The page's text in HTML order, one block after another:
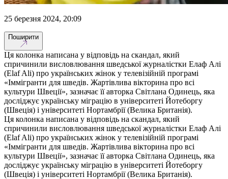
25 березня 2024, 20:09
Поширити
Ця колонка написана у відповідь на скандал, який
спричинили висловлювання шведської журналістки Елаф Алі
(Elaf Ali) про українських жінок у телевізійній програмі
«Іммігранти для шведів. Жартівлива вікторина про всі
культури Швеції», зазначає її авторка Світлана Одинець, яка
досліджує українську міграцію в університеті Йотеборгу
(Швеція) і університеті Нортамбрії (Велика Британія).
Ця колонка написана у відповідь на скандал, який
спричинили висловлювання шведської журналістки Елаф Алі
(Elaf Ali) про українських жінок у телевізійній програмі
«Іммігранти для шведів. Жартівлива вікторина про всі
культури Швеції», зазначає її авторка Світлана Одинець, яка
досліджує українську міграцію в університеті Йотеборгу
(Швеція) і університеті Нортамбрії (Велика Британія).